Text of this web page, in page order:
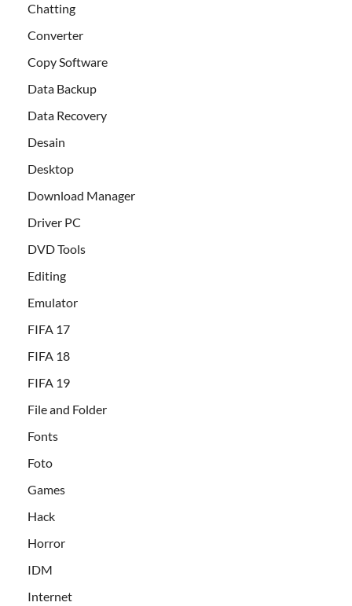
Chatting
Converter
Copy Software
Data Backup
Data Recovery
Desain
Desktop
Download Manager
Driver PC
DVD Tools
Editing
Emulator
FIFA 17
FIFA 18
FIFA 19
File and Folder
Fonts
Foto
Games
Hack
Horror
IDM
Internet